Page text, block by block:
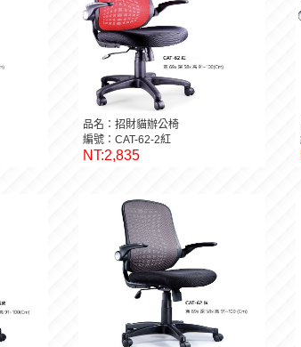
品名：招財貓辦公椅
編號：CAT-62-2紅
NT:2,835